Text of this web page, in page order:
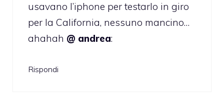
usavano l’iphone per testarlo in giro
per la California, nessuno mancino…
ahahah @ andrea:
Rispondi